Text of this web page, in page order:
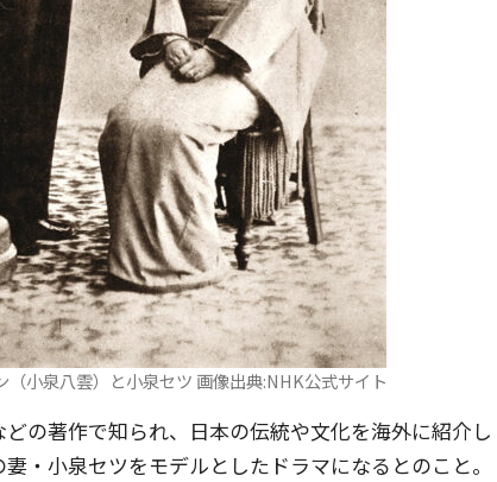
（小泉八雲）と小泉セツ 画像出典:NHK公式サイト
どの著作で知られ、日本の伝統や文化を海外に紹介し
・小泉セツをモデルとしたドラマになるとのこと。